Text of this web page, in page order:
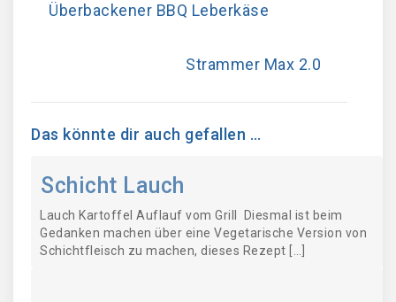
Überbackener BBQ Leberkäse
Strammer Max 2.0
Das könnte dir auch gefallen …
Schicht Lauch
Lauch Kartoffel Auflauf vom Grill Diesmal ist beim
Gedanken machen über eine Vegetarische Version von
Schichtfleisch zu machen, dieses Rezept […]